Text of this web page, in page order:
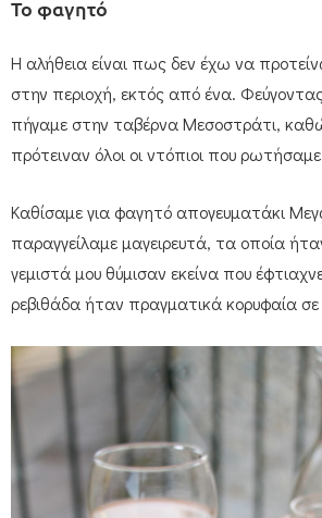
Το φαγητό
Η αλήθεια είναι πως δεν έχω να
στην περιοχή, εκτός από ένα.
πήγαμε στην ταβέρνα Μεσοστράτι,
πρότειναν όλοι οι ντόπιοι που
Καθίσαμε για φαγητό απογευματάκι
παραγγείλαμε μαγειρευτά, τα οποία
γεμιστά μου θύμισαν εκείνα που
ρεβιθάδα ήταν πραγματικά κορυφαία σε